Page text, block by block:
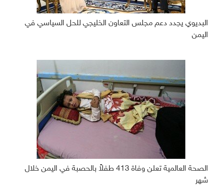
البديوي يجدد دعم مجلس التعاون الخليجي للحل السياسي في
اليمن
الصحة العالمية تعلن وفاة 413 طفلاً بالحصبة في اليمن خلال
شهر